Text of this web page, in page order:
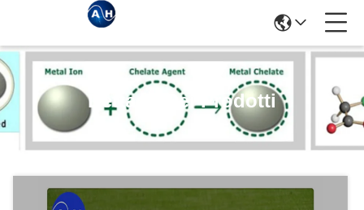
Dettagli Dei Prodotti